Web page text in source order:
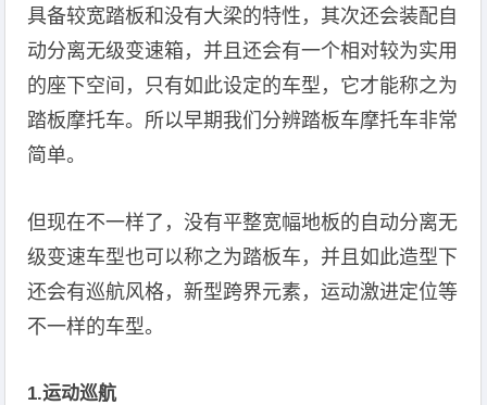
具备较宽踏板和没有大梁的特性，其次还会装配自
动分离无级变速箱，并且还会有一个相对较为实用
的座下空间，只有如此设定的车型，它才能称之为
踏板摩托车。所以早期我们分辨踏板车摩托车非常
简单。
但现在不一样了，没有平整宽幅地板的自动分离无
级变速车型也可以称之为踏板车，并且如此造型下
还会有巡航风格，新型跨界元素，运动激进定位等
不一样的车型。
1.运动巡航